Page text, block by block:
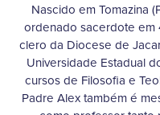
Nascido em Tomazina
ordenado sacerdote em
clero da Diocese de
Universidade Estadual
cursos de Filosofia e
Padre Alex também é